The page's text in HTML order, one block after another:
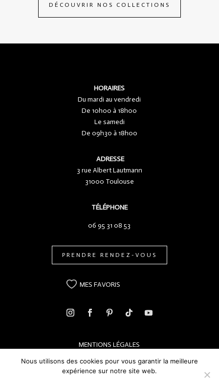
DÉCOUVRIR NOS COLLECTIONS
HORAIRES
Du mardi au vendredi
De 10h00 à 18h00
Le samedi
De 09h30 à 18h00
ADRESSE
3 rue Albert Lautmann
31000 Toulouse
TÉLÉPHONE
06 95 31 08 53
PRENDRE RENDEZ-VOUS
MES FAVORIS
MENTIONS LÉGALES
Nous utilisons des cookies pour vous garantir la meilleure
expérience sur notre site web.